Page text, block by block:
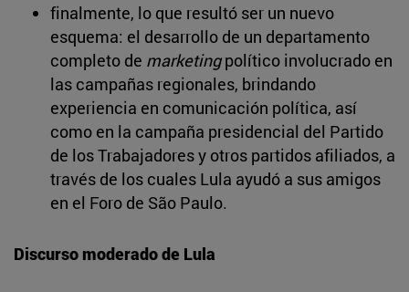
finalmente, lo que resultó ser un nuevo
esquema: el desarrollo de un departamento
completo de marketingpolítico involucrado en
las campañas regionales, brindando
experiencia en comunicación política, así
como en la campaña presidencial del Partido
de los Trabajadores y otros partidos afiliados, a
través de los cuales Lula ayudó a sus amigos
en el Foro de São Paulo.
Discurso moderado de Lula